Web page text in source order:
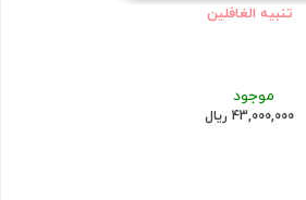
تنبیه الغافلین
موجود
43,000,000 ریال